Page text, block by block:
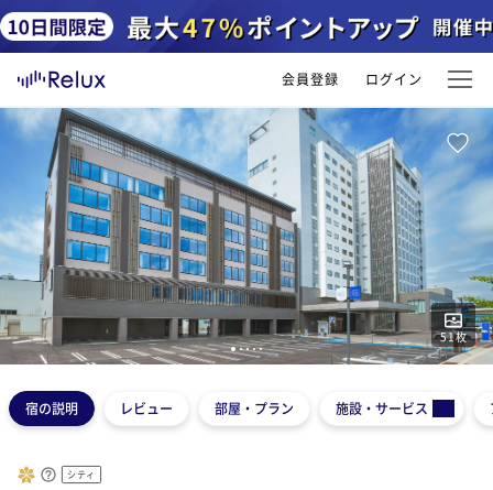
会員登録 ログイン
51枚
12345
宿の説明 レビュー 部屋・プラン 施設・サービス
シティ